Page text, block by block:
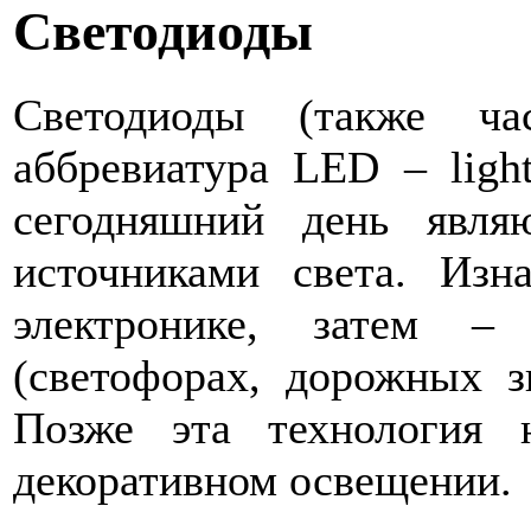
Светодиоды
Светодиоды (также
аббревиатура LED –
сегодняшний день
источниками света.
электронике, затем –
(светофорах, дорожных
Позже эта
декоративном освещении.